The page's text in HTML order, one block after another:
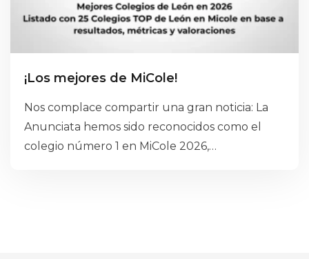
¡Los mejores de MiCole!
Nos complace compartir una gran noticia: La
Anunciata hemos sido reconocidos como el
colegio número 1 en MiCole 2026,